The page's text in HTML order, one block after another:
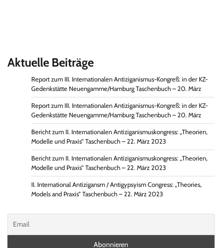
Aktuelle Beiträge
Report zum III. Internationalen Antiziganismus-Kongreß: in der KZ-
Gedenkstätte Neuengamme/Hamburg Taschenbuch – 20. März
Report zum III. Internationalen Antiziganismus-Kongreß: in der KZ-
Gedenkstätte Neuengamme/Hamburg Taschenbuch – 20. März
Bericht zum II. Internationalen Antiziganismuskongress: „Theorien,
Modelle und Praxis“ Taschenbuch – 22. März 2023
Bericht zum II. Internationalen Antiziganismuskongress: „Theorien,
Modelle und Praxis“ Taschenbuch – 22. März 2023
II. International Antizigansm / Antigypsyism Congress: „Theories,
Models and Praxis“ Taschenbuch – 22. März 2023